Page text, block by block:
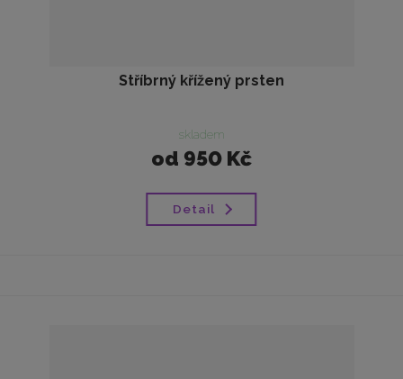
Stříbrný křížený prsten
skladem
od 950 Kč
Detail